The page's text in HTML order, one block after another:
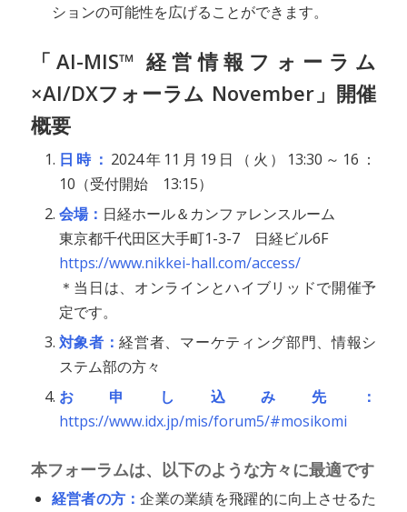
ションの可能性を広げることができます。
「AI-MIS™ 経営情報フォーラム
×AI/DXフォーラム November」開催
概要
日時： 2024年11月19日（火）13:30～16：
10（受付開始 13:15）
会場： 日経ホール＆カンファレンスルーム
東京都千代田区大手町1-3-7 日経ビル6F
https://www.nikkei-hall.com/access/
＊当日は、オンラインとハイブリッドで開催予
定です。
対象者：経営者、マーケティング部門、情報シ
ステム部の方々
お申し込み先：
https://www.idx.jp/mis/forum5/#mosikomi
本フォーラムは、以下のような方々に最適です
経営者の方：企業の業績を飛躍的に向上させるた